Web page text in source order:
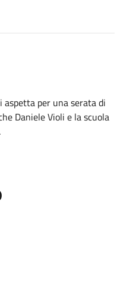
aspetta per una serata di
Daniele Violi e la scuola